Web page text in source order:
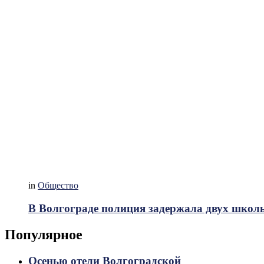
in Общество
В Волгограде полиция задержала двух
Популярное
Осенью отели Волгоградской